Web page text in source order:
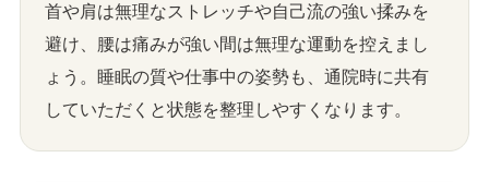
首や肩は無理なストレッチや自己流の強い揉みを
避け、腰は痛みが強い間は無理な運動を控えまし
ょう。睡眠の質や仕事中の姿勢も、通院時に共有
していただくと状態を整理しやすくなります。